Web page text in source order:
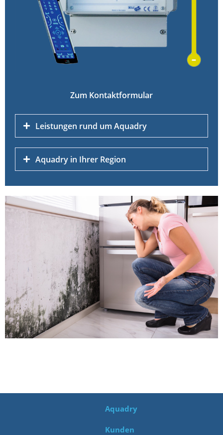
Zum Kontaktformular
Leistungen rund um Aquadry
Aufsteigende Feuchtigkeit
Feuchte Mauer
Feuchte Wand
Feuchter Keller
Feuchtigkeit
Feuchtigkeitsschaden
Horizontalsperre
Kellerabdichtung
Kellersanierung
Aquadry in Ihrer Region
Ahrensbök
Ahrensburg Großhansdorf
Bad Oldesloe
Bad Schwartau
Bargteheide
Eutin
Grömitz Kellenhusen
Lübeck
Aquadry
Kunden